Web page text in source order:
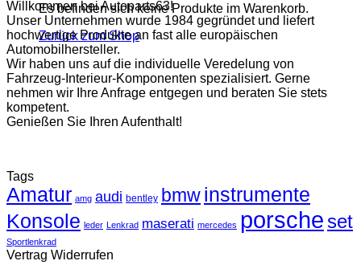
Es befinden sich keine Produkte im Warenkorb.
Zurück zum Shop
Willkommen bei Autoparts63!
Unser Unternehmen wurde 1984 gegründet und liefert
hochwertige Produkte an fast alle europäischen
Automobilhersteller.
Wir haben uns auf die individuelle Veredelung von
Fahrzeug-Interieur-Komponenten spezialisiert. Gerne
nehmen wir Ihre Anfrage entgegen und beraten Sie stets
kompetent.
Genießen Sie Ihren Aufenthalt!
Tags
Amatur amg audi bentley bmwinstrumente
Konsole leder Lenkrad maserati mercedes porsche set
Sportlenkrad
Vertrag Widerrufen